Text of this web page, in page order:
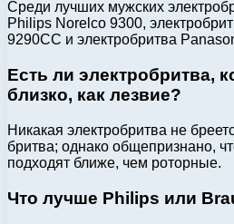
Среди лучших мужских
Philips Norelco 9300,
9290CC и электробритва
Есть ли электробритва,
близко, как лезвие?
Никакая электробритва не
бритва; однако общепризнано,
подходят ближе, чем роторные.
Что лучше Philips или